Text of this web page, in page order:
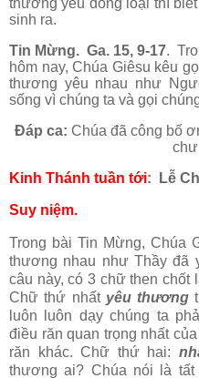
thương yêu đồng loại thì
sinh ra.
Tin Mừng. Ga. 15, 9-17.
hôm nay, Chúa Giêsu kêu
thương yêu nhau như
sống vì chúng ta và gọi
Đáp ca: Chúa đã công bố
Kinh Thánh tuần tới: Lễ
Suy niệm.
Trong bài Tin Mừng, Chúa
thương nhau như Thầy đã
câu này, có 3 chữ then chốt
Chữ thứ nhất yêu thương
luôn luôn dạy chúng ta
điều răn quan trọng nhất
răn khác. Chữ thứ hai:
thương ai? Chúa nói là